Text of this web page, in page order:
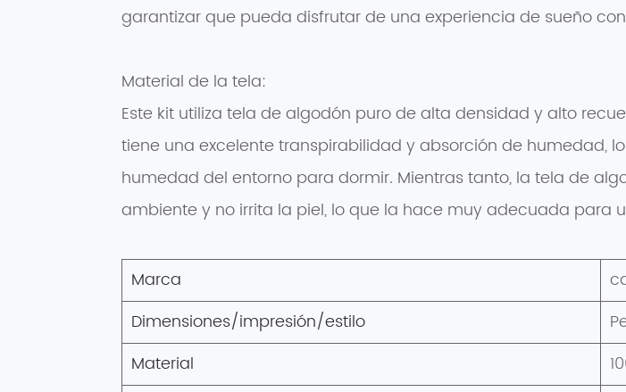
garantizar que pueda disfrutar de una experiencia de sueño
Material de la tela:
Este kit utiliza tela de algodón puro de alta densidad y alto
tiene una excelente transpirabilidad y absorción de humedad,
humedad del entorno para dormir. Mientras tanto, la tela de
ambiente y no irrita la piel, lo que la hace muy adecuada para
Marca
Dimensiones/impresión/estilo
Material